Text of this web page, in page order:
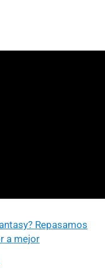
Repasamos
a mejor